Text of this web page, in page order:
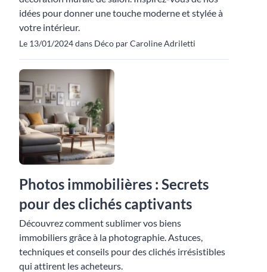
idées pour donner une touche moderne et stylée à
votre intérieur.
Le 13/01/2024 dans Déco par Caroline Adriletti
Photos immobilières : Secrets
pour des clichés captivants
Découvrez comment sublimer vos biens
immobiliers grâce à la photographie. Astuces,
techniques et conseils pour des clichés irrésistibles
qui attirent les acheteurs.